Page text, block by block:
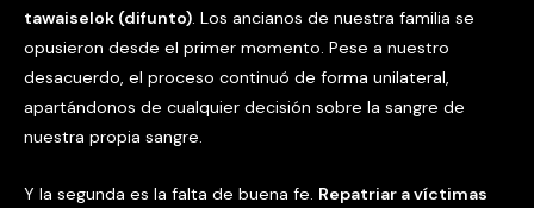
tawaiselok (difunto). Los ancianos de nuestra familia se
opusieron desde el primer momento. Pese a nuestro
desacuerdo, el proceso continuó de forma unilateral,
apartándonos de cualquier decisión sobre la sangre de
nuestra propia sangre.
Y la segunda es la falta de buena fe. Repatriar a víctimas